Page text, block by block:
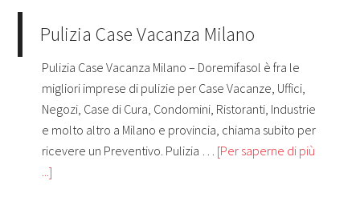
Pulizia Case Vacanza Milano
Pulizia Case Vacanza Milano – Doremifasol è fra le
migliori imprese di pulizie per Case Vacanze, Uffici,
Negozi, Case di Cura, Condomini, Ristoranti, Industrie
e molto altro a Milano e provincia, chiama subito per
ricevere un Preventivo. Pulizia … [Per saperne di più
...]